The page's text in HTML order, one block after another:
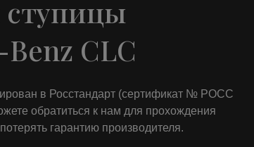
ступицы
CLC
в Росстандарт (сертификат № РОСС
обратиться к нам для прохождения
гарантию производителя.